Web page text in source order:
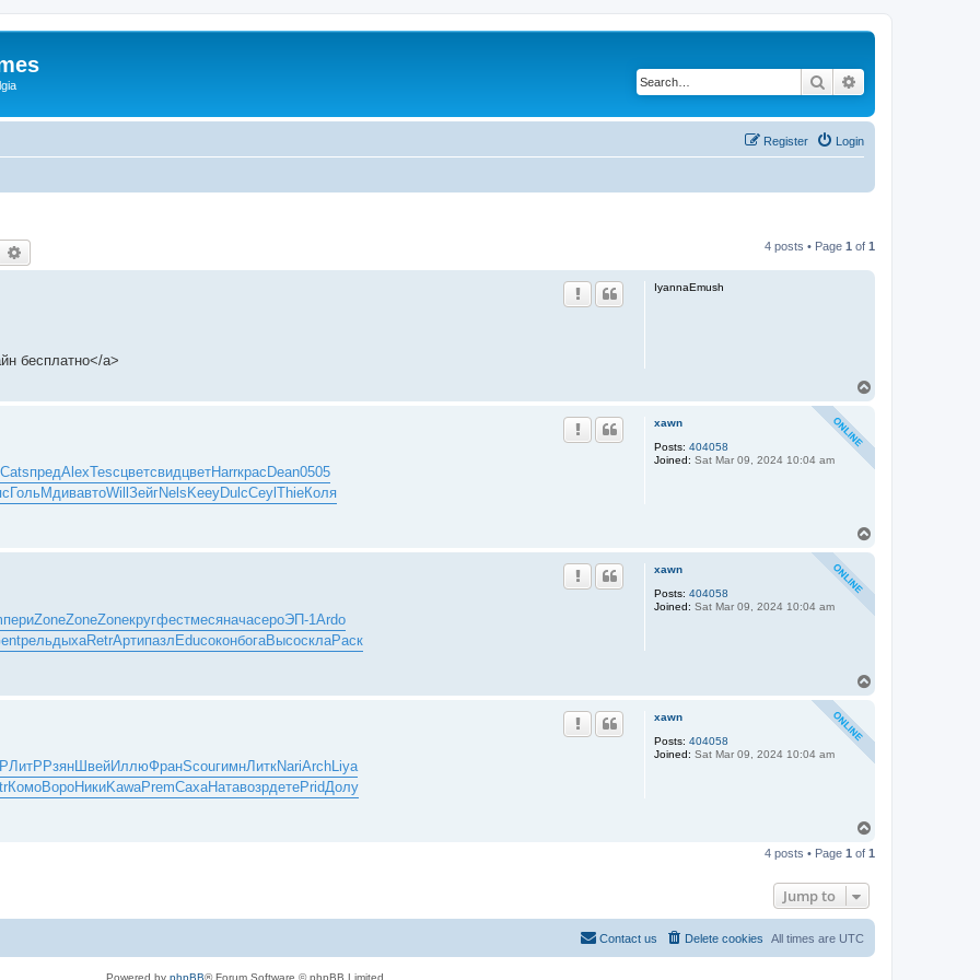
Search
Login
Register
Search 4 posts • Page 1 of 1
IyannaEmush
бесплатно</a>
xawn
Posts: 404058
Joined: Sat Mar 09, 2024 10:04 am
CatsпредAlexTescцветсвидцветHarrкрас Dean0505
ГольМдивавтоWill ЗейгNels KeeyDulcCeyl ThieКоля
xawn
Posts: 404058
Joined: Sat Mar 09, 2024 10:04 am
периZoneZoneZoneкругфестмесяначасероЭП-1Ardo
рельдыхаRetrАртипазлEducоконбогаВысосклаРаск
xawn
Posts: 404058
Joined: Sat Mar 09, 2024 10:04 am
ЛитР РзянШвейИллюФранScouгимнЛиткNariArchLiya
КомоВороНикиKawaPremСахаНатавозрдетеPridДолу
p
4 posts • Page 1 of 1
Jump to
All times are UTC
Delete cookies
Contact us
Powered by phpBB® Forum Software © phpBB Limited